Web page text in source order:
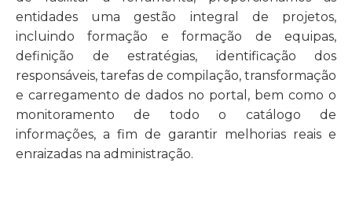
entidades uma gestão integral de projetos,
incluindo formação e formação de equipas,
definição de estratégias, identificação dos
responsáveis, tarefas de compilação, transformação
e carregamento de dados no portal, bem como o
monitoramento de todo o catálogo de
informações, a fim de garantir melhorias reais e
enraizadas na administração.